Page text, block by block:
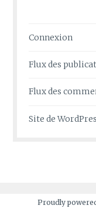
Connexion
Flux des
Flux des
Site de
Proudly